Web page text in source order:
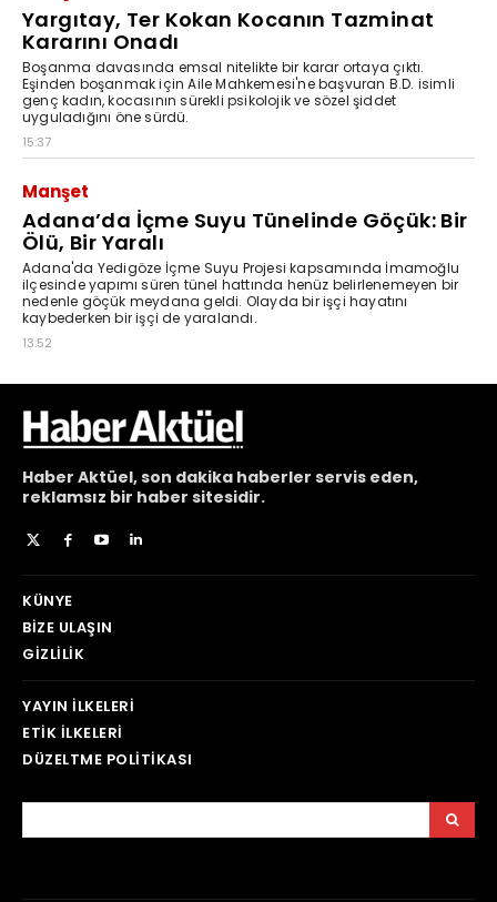
Haber Aktüel,son dakika haberler servis eden,
reklamsız bir haber sitesidir.
KÜNYE
BIZE ULAŞIN
GIZLILIK
YAYIN İLKELERI
ETIK İLKELERI
DÜZELTME POLITIKASI